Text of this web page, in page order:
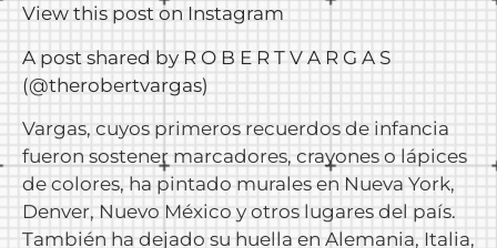
View this post on Instagram
A post shared by R O B E R T V A R G A S
(@therobertvargas)
Vargas, cuyos primeros recuerdos de infancia
fueron sostener marcadores, crayones o lápices
de colores, ha pintado murales en Nueva York,
Denver, Nuevo México y otros lugares del país.
También ha dejado su huella en Alemania, Italia,